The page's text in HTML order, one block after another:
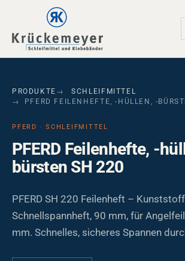
Skip to main navigation
Skip to main content
Skip to page footer
PRODUKTE
SCHLEIFMITTEL
PFERD FEILENHEFTE, -HÜLLEN, -
PFERD · SCHLEIFMITTEL
PFERD Feilenhefte, -
bürsten SH 220
PFERD SH 220 Feilenheft –
Schnellspannheft, 90 mm, für
mm. Schnelles, sicheres Spannen